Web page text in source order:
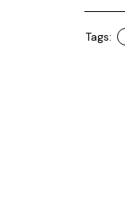
Tags: